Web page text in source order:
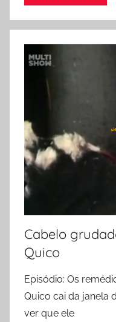
Cabelo
Quico
Episódio: Os
Quico cai da janela
ver que ele